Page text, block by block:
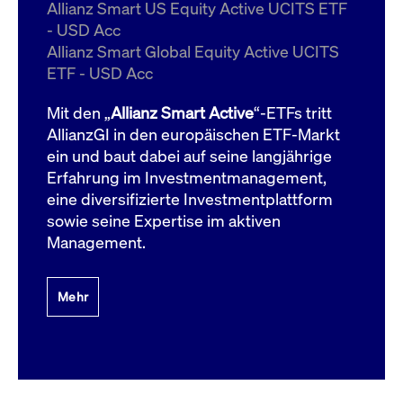
Allianz Smart US Equity Active UCITS ETF
- USD Acc
Allianz Smart Global Equity Active UCITS
ETF - USD Acc
Mit den „Allianz Smart Active“-ETFs tritt
AllianzGI in den europäischen ETF-Markt
ein und baut dabei auf seine langjährige
Erfahrung im Investmentmanagement,
eine diversifizierte Investmentplattform
sowie seine Expertise im aktiven
Management.
Mehr
ApplicationGatewayAffinityCORS
boerse.com
Domain
bis